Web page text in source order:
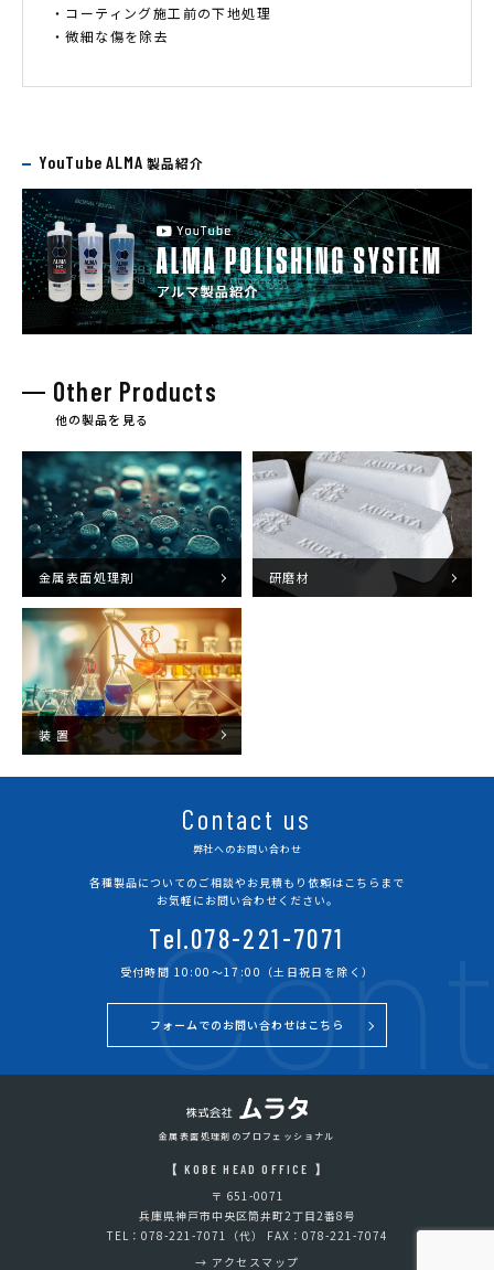
・コーティング施工前の下地処理
・微細な傷を除去
YouTube ALMA製品紹介
Other Products
他の製品を見る
金属表面処理剤 研磨材
装 置
Contact us
弊社へのお問い合わせ
各種製品についてのご相談やお見積もり依頼はこちらまで
お気軽にお問い合わせください。
Tel.078-221-7071
受付時間 10:00～17:00（土日祝日を除く）
フォームでのお問い合わせはこちら
金属表面処理剤のプロフェッショナル
【 KOBE HEAD OFFICE 】
〒 651-0071
兵庫県神戸市中央区筒井町2丁目2番8号
TEL：078-221-7071（代） FAX：078-221-7074
→ アクセスマップ